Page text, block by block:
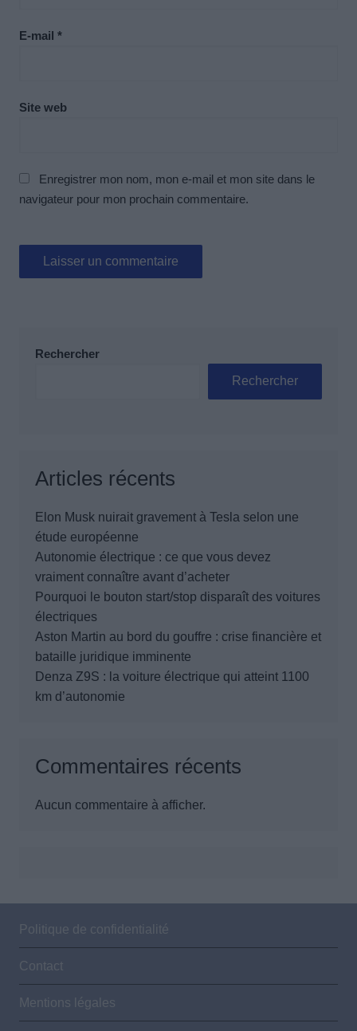
E-mail *
Site web
Enregistrer mon nom, mon e-mail et mon site dans le
navigateur pour mon prochain commentaire.
Rechercher
Rechercher
Articles récents
Elon Musk nuirait gravement à Tesla selon une
étude européenne
Autonomie électrique : ce que vous devez
vraiment connaître avant d’acheter
Pourquoi le bouton start/stop disparaît des voitures
électriques
Aston Martin au bord du gouffre : crise financière et
bataille juridique imminente
Denza Z9S : la voiture électrique qui atteint 1100
km d’autonomie
Commentaires récents
Aucun commentaire à afficher.
Politique de confidentialité
Contact
Mentions légales